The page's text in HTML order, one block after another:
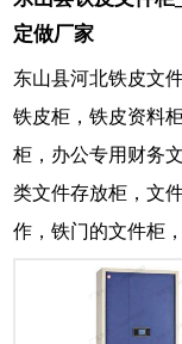
定做厂家
东山县河北铁皮文
铁皮柜，铁皮资料
柜，办公专用财务
类文件存放柜，文
作，铁门的文件柜